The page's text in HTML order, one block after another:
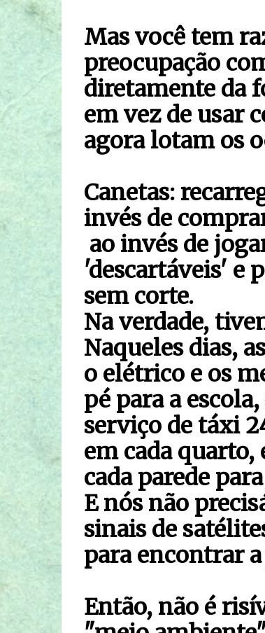
Mas você tem
preocupação
diretamente da
em vez de usar
agora lotam os
Canetas:
invés de
ao invés de
'descartáveis' e
sem corte.
Na verdade,
Naqueles dias,
o elétrico e os
pé para a
serviço de táxi
em cada quarto,
cada parede
E nós não
sinais de
para encontrar
Então, não é